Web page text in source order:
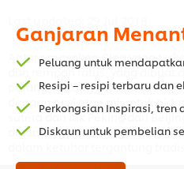
Antara masakan Cina yang
dan rempah ratus, yang dibuat
parang, kacang soya, beras
dengan nasi atau mi untuk
sutera dan itik Peking dari
digantung pada cangkuk dan
Ganjaran
Peluang untuk
Resipi – resipi terbaru dan
Perkongsian Inspirasi, tren
Diskaun untuk pembelian